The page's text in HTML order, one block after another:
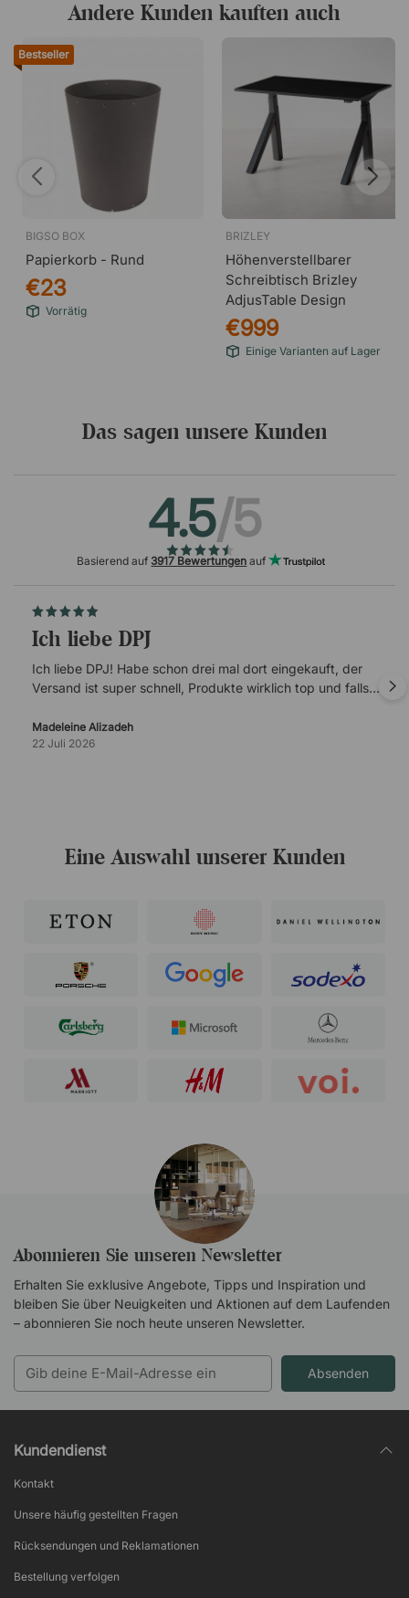
Andere Kunden kauften auch
Bestseller
BIGSO BOX
Papierkorb - Rund
€23
Vorrätig
BRIZLEY
Höhenverstellbarer
Schreibtisch Brizley
AdjusTable Design
€999
Einige Varianten auf Lager
Das sagen unsere Kunden
4.5/5
Basierend auf 3917 Bewertungen auf
Ich liebe DPJ
Ich liebe DPJ! Habe schon drei mal dort eingekauft, der
Versand ist super schnell, Produkte wirklich top und falls
verlässlich.
Madeleine Alizadeh
22 Juli 2026
Eine Auswahl unserer Kunden
Abonnieren Sie unseren Newsletter
Erhalten Sie exklusive Angebote, Tipps und Inspiration und
bleiben Sie über Neuigkeiten und Aktionen auf dem Laufenden
– abonnieren Sie noch heute unseren Newsletter.
Absenden
Kundendienst
Kontakt
Unsere häufig gestellten Fragen
Rücksendungen und Reklamationen
Bestellung verfolgen